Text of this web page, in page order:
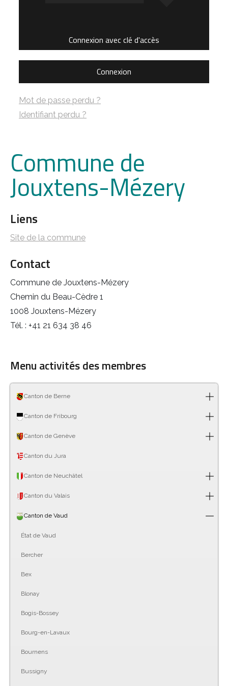
Menu activités des membres
Canton de Berne
Canton de Fribourg
Canton de Genève
Canton du Jura
Canton de Neuchâtel
Canton du Valais
Canton de Vaud
État de Vaud
Bercher
Bex
Blonay
Bogis-Bossey
Bourg-en-Lavaux
Bournens
Bussigny
Connexion avec clé d'accès
Connexion
Mot de passe perdu ?
Identifiant perdu ?
Commune de
Jouxtens-Mézery
Liens
Site de la commune
Contact
Commune de Jouxtens-Mézery
Chemin du Beau-Cèdre 1
1008 Jouxtens-Mézery
Tél. : +41 21 634 38 46